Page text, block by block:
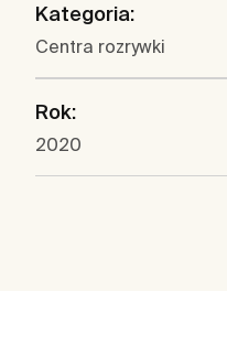
Kategoria:
Centra rozrywki
Rok:
2020